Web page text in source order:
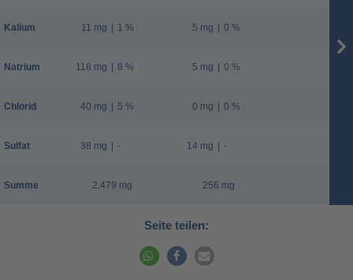
Kalium
Natrium
Chlorid
Sulfat
Summe
11 mg | 1 %
118 mg | 8 %
40 mg | 5 %
38 mg | -
2.479 mg
5 mg | 0 %
5 mg | 0 %
0 mg | 0 %
14 mg | -
256 mg
Seite teilen: